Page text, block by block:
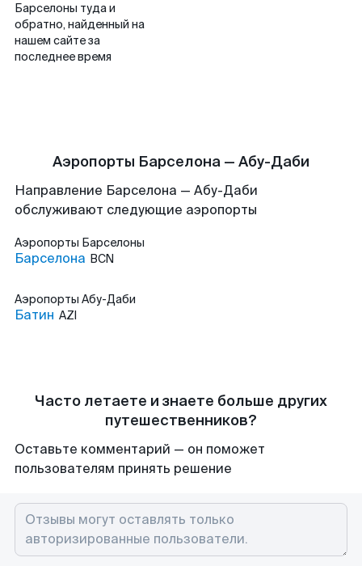
Барселоны туда и
обратно, найденный на
нашем сайте за
последнее время
Аэропорты Барселона — Абу-Даби
Направление Барселона — Абу-Даби
обслуживают следующие аэропорты
Аэропорты Барселоны
Барселона BCN
Аэропорты Абу-Даби
Батин AZI
Часто летаете и знаете больше других
путешественников?
Оставьте комментарий — он поможет
пользователям принять решение